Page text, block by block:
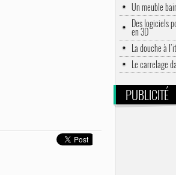
Un meuble
Des logiciels
en 3D
La douche à
Le carrelage
PUBLICITÉ